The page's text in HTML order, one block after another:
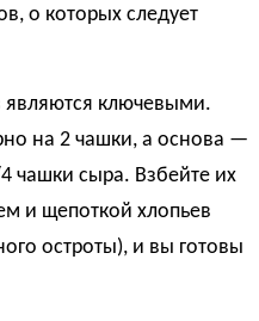
о которых следует
являются ключевыми.
на 2 чашки, а основа —
чашки сыра. Взбейте их
и щепоткой хлопьев
остроты), и вы готовы